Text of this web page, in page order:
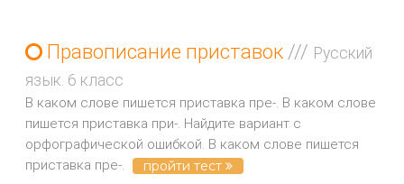
Правописание приставок /// Русский
язык. 6 класс
В каком слове пишется приставка пре-. В каком слове
пишется приставка при-. Найдите вариант с
орфографической ошибкой. В каком слове пишется
приставка пре-.
пройти тест